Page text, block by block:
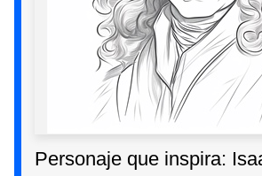
Personaje que inspira: